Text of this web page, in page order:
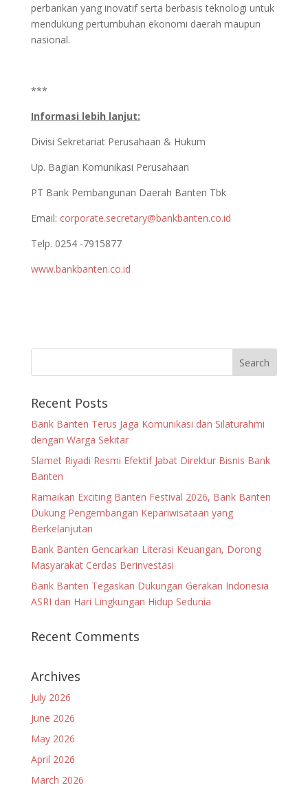
perbankan yang inovatif serta berbasis teknologi untuk
mendukung pertumbuhan ekonomi daerah maupun
nasional.
***
Informasi lebih lanjut:
Divisi Sekretariat Perusahaan & Hukum
Up. Bagian Komunikasi Perusahaan
PT Bank Pembangunan Daerah Banten Tbk
Email: corporate.secretary@bankbanten.co.id
Telp. 0254 -7915877
www.bankbanten.co.id
Recent Posts
Bank Banten Terus Jaga Komunikasi dan Silaturahmi
dengan Warga Sekitar
Slamet Riyadi Resmi Efektif Jabat Direktur Bisnis Bank
Banten
Ramaikan Exciting Banten Festival 2026, Bank Banten
Dukung Pengembangan Kepariwisataan yang
Berkelanjutan
Bank Banten Gencarkan Literasi Keuangan, Dorong
Masyarakat Cerdas Berinvestasi
Bank Banten Tegaskan Dukungan Gerakan Indonesia
ASRI dan Hari Lingkungan Hidup Sedunia
Recent Comments
Archives
July 2026
June 2026
May 2026
April 2026
March 2026